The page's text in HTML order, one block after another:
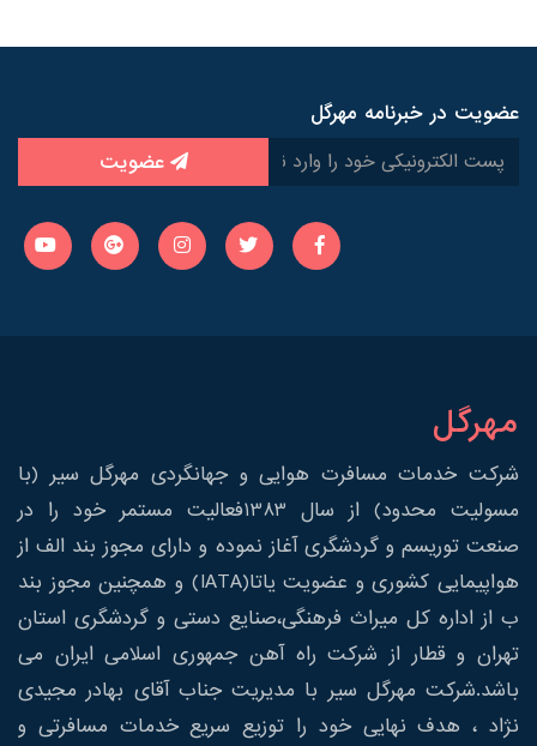
عضویت در خبرنامه مهرگل
عضویت
مهرگل
شرکت خدمات مسافرت هوایی و جهانگردی مهرگل سیر (با
مسولیت محدود) از سال 1383فعالیت مستمر خود را در
صنعت توریسم و گردشگری آغاز نموده و دارای مجوز بند الف از
هواپیمایی کشوری و عضویت یاتا(IATA) و همچنین مجوز بند
ب از اداره کل میراث فرهنگی،صنایع دستی و گردشگری استان
تهران و قطار از شرکت راه آهن جمهوری اسلامی ایران می
باشد.شرکت مهرگل سیر با مدیریت جناب آقای بهادر مجیدی
نژاد ، هدف نهایی خود را توزیع سریع خدمات مسافرتی و